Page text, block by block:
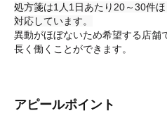
処方箋は1人1日あたり20～30件
対応しています。
異動がほぼないため希望する店舗
長く働くことができます。
アピールポイント